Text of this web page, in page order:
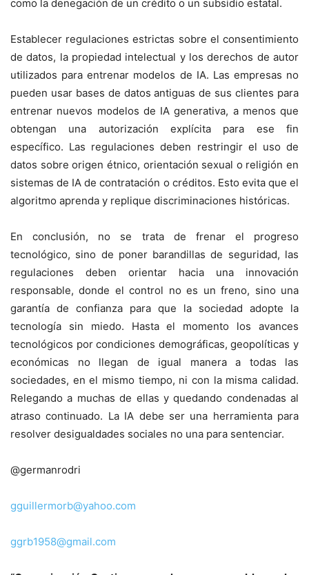
como la denegación de un crédito o un subsidio estatal.
Establecer regulaciones estrictas sobre el consentimiento
de datos, la propiedad intelectual y los derechos de autor
utilizados para entrenar modelos de IA. Las empresas no
pueden usar bases de datos antiguas de sus clientes para
entrenar nuevos modelos de IA generativa, a menos que
obtengan una autorización explícita para ese fin
específico. Las regulaciones deben restringir el uso de
datos sobre origen étnico, orientación sexual o religión en
sistemas de IA de contratación o créditos. Esto evita que el
algoritmo aprenda y replique discriminaciones históricas.
En conclusión, no se trata de frenar el progreso
tecnológico, sino de poner barandillas de seguridad, las
regulaciones deben orientar hacia una innovación
responsable, donde el control no es un freno, sino una
garantía de confianza para que la sociedad adopte la
tecnología sin miedo. Hasta el momento los avances
tecnológicos por condiciones demográficas, geopolíticas y
económicas no llegan de igual manera a todas las
sociedades, en el mismo tiempo, ni con la misma calidad.
Relegando a muchas de ellas y quedando condenadas al
atraso continuado. La IA debe ser una herramienta para
resolver desigualdades sociales no una para sentenciar.
@germanrodri
gguillermorb@yahoo.com
ggrb1958@gmail.com